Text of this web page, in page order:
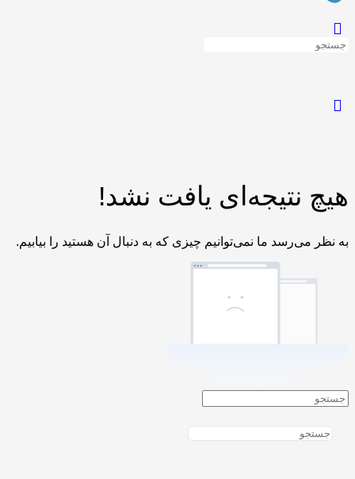
هیچ نتیجه‌ای یافت نشد!
به نظر می‌رسد ما نمی‌توانیم چیزی که به دنبال آن هستید را بیابیم.